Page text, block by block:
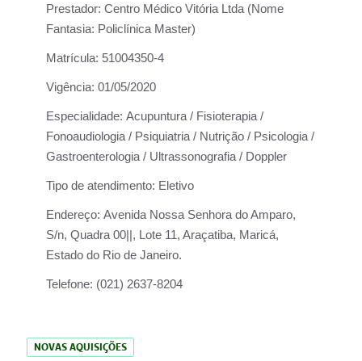
Prestador: Centro Médico Vitória Ltda (Nome
Fantasia: Policlínica Master)
Matrícula: 51004350-4
Vigência: 01/05/2020
Especialidade: Acupuntura / Fisioterapia /
Fonoaudiologia / Psiquiatria / Nutrição / Psicologia /
Gastroenterologia / Ultrassonografia / Doppler
Tipo de atendimento: Eletivo
Endereço: Avenida Nossa Senhora do Amparo,
S/n, Quadra 00||, Lote 11, Araçatiba, Maricá,
Estado do Rio de Janeiro.
Telefone: (021) 2637-8204
NOVAS AQUISIÇÕES